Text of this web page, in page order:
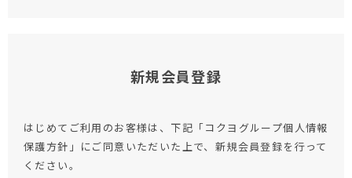
新規会員登録
はじめてご利用のお客様は、下記「コクヨグループ個人情報
保護方針」にご同意いただいた上で、新規会員登録を行って
ください。